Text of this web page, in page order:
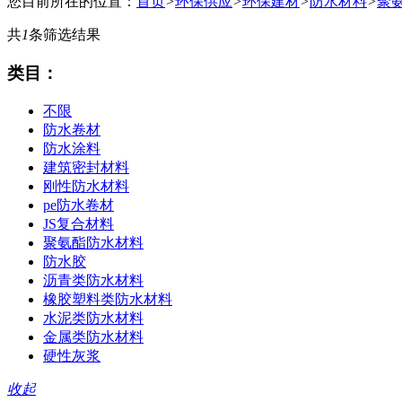
共1条筛选结果
类目：
不限
防水卷材
防水涂料
建筑密封材料
刚性防水材料
pe防水卷材
JS复合材料
聚氨酯防水材料
防水胶
沥青类防水材料
橡胶塑料类防水材料
水泥类防水材料
金属类防水材料
硬性灰浆
收起